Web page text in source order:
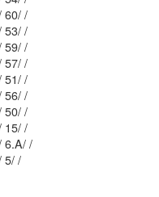
Mblu: 17/ 0/ 60/ /
Mblu: 17/ 0/ 53/ /
Mblu: 17/ 0/ 59/ /
Mblu: 17/ 0/ 57/ /
Mblu: 17/ 0/ 51/ /
Mblu: 17/ 0/ 56/ /
Mblu: 17/ 0/ 50/ /
Mblu: 17/ 0/ 15/ /
Mblu: 17/ 0/ 6.A/ /
Mblu: 17/ 0/ 5/ /